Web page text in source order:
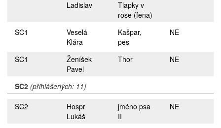
Ladislav
Tlapky v
rose (fena)
SC1
Veselá
Klára
Kašpar,
pes
NE
SC1
Ženíšek
Pavel
Thor NE
SC2 (přihlášených: 11)
SC2
Hospr
Lukáš
jméno psa
II
NE